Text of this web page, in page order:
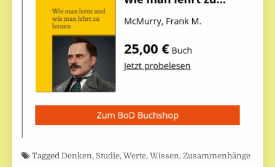
TaggedDenken, Studie,Werte,Wissen,Zusammenhänge